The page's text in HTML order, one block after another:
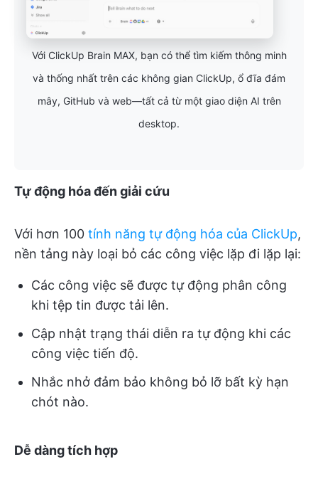
Với ClickUp Brain MAX, bạn có thể tìm kiếm thông minh
và thống nhất trên các không gian ClickUp, ổ đĩa đám
mây, GitHub và web—tất cả từ một giao diện AI trên
desktop.
Tự động hóa đến giải cứu
Với hơn 100 tính năng tự động hóa của ClickUp,
nền tảng này loại bỏ các công việc lặp đi lặp lại:
Các công việc sẽ được tự động phân công
khi tệp tin được tải lên.
Cập nhật trạng thái diễn ra tự động khi các
công việc tiến độ.
Nhắc nhở đảm bảo không bỏ lỡ bất kỳ hạn
chót nào.
Dễ dàng tích hợp